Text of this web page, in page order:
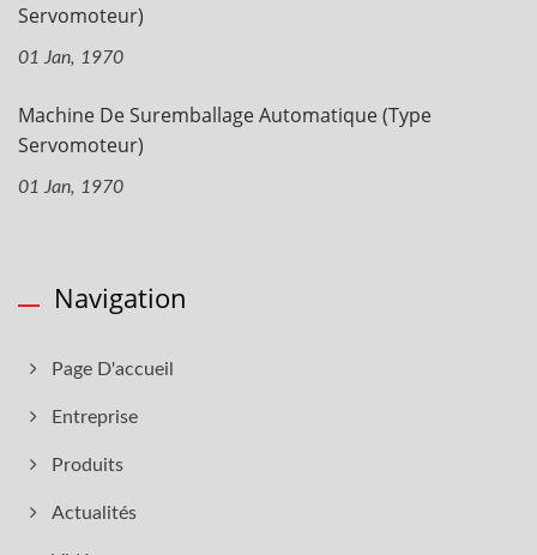
Servomoteur)
01 Jan, 1970
Machine De Suremballage Automatique (type
Servomoteur)
01 Jan, 1970
Navigation
Page D'accueil
Entreprise
Produits
Actualités